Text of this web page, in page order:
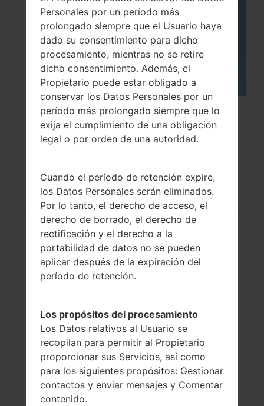
MAY
¿Cómo restablecer datos de fábrica
a través del menú...
El vídeo
LGH858(LGH858)
akaLG G5 Speed
Personales por un período más
prolongado siempre que el Usuario haya
dado su consentimiento para dicho
procesamiento, mientras no se retire
dicho consentimiento. Además, el
Propietario puede estar obligado a
conservar los Datos Personales por un
período más prolongado siempre que lo
exija el cumplimiento de una obligación
legal o por orden de una autoridad.
Cuando el período de retención expire,
los Datos Personales serán eliminados.
Por lo tanto, el derecho de acceso, el
derecho de borrado, el derecho de
rectificación y el derecho a la
portabilidad de datos no se pueden
aplicar después de la expiración del
período de retención.
Los propósitos del procesamiento
Los Datos relativos al Usuario se
recopilan para permitir al Propietario
proporcionar sus Servicios, así como
para los siguientes propósitos: Gestionar
contactos y enviar mensajes y Comentar
contenido.